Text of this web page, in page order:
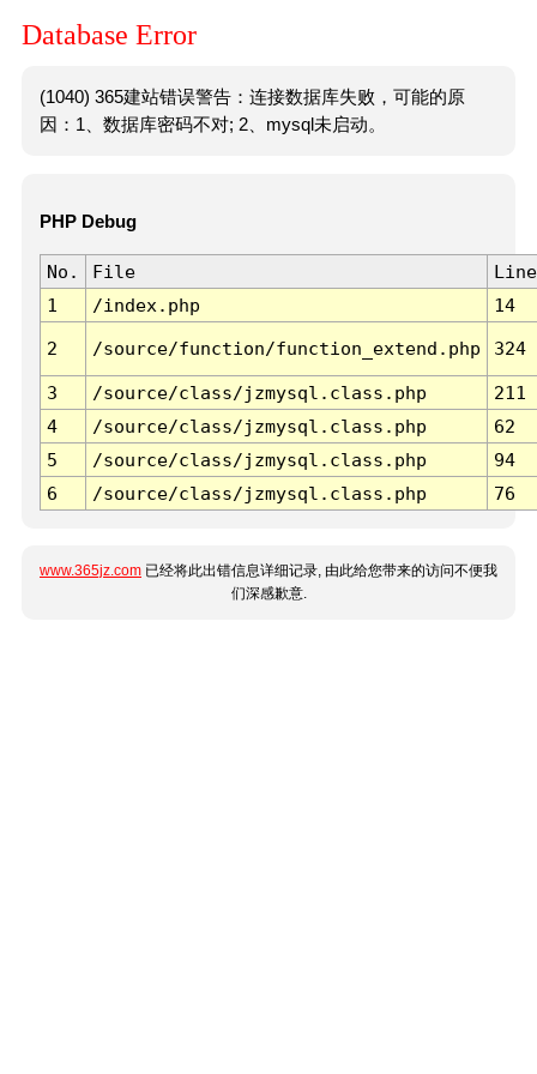
Database Error
(1040) 365建站错误警告：连接数据库失败，可能的原
因：1、数据库密码不对; 2、mysql未启动。
PHP Debug
No. File
Line
1
/index.php 14
2 /source/function/function_extend.php 324
3 /source/class/jzmysql.class.php
211
4
/source/class/jzmysql.class.php
62
5
/source/class/jzmysql.class.php
94
6
/source/class/jzmysql.class.php 76
www.365jz.com 已经将此出错信息详细记录, 由此给您带来的访问不便我
们深感歉意.